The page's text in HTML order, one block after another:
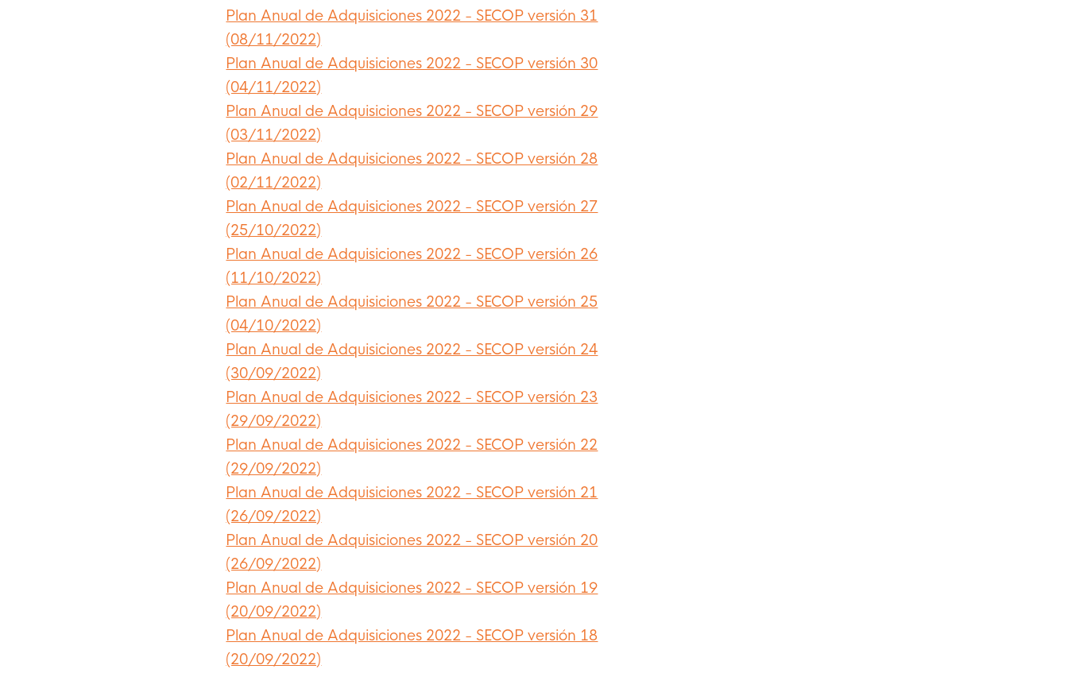
Plan Anual de Adquisiciones 2022 - SECOP versión 31
(08/11/2022)
Plan Anual de Adquisiciones 2022 - SECOP versión 30
(04/11/2022)
Plan Anual de Adquisiciones 2022 - SECOP versión 29
(03/11/2022)
Plan Anual de Adquisiciones 2022 - SECOP versión 28
(02/11/2022)
Plan Anual de Adquisiciones 2022 - SECOP versión 27
(25/10/2022)
Plan Anual de Adquisiciones 2022 - SECOP versión 26
(11/10/2022)
Plan Anual de Adquisiciones 2022 - SECOP versión 25
(04/10/2022)
Plan Anual de Adquisiciones 2022 - SECOP versión 24
(30/09/2022)
Plan Anual de Adquisiciones 2022 - SECOP versión 23
(29/09/2022)
Plan Anual de Adquisiciones 2022 - SECOP versión 22
(29/09/2022)
Plan Anual de Adquisiciones 2022 - SECOP versión 21
(26/09/2022)
Plan Anual de Adquisiciones 2022 - SECOP versión 20
(26/09/2022)
Plan Anual de Adquisiciones 2022 - SECOP versión 19
(20/09/2022)
Plan Anual de Adquisiciones 2022 - SECOP versión 18
(20/09/2022)